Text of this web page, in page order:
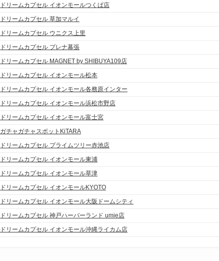
ドリームカプセル イオンモールつくば店
ドリームカプセル 草加マルイ
ドリームカプセル ウニクス上里
ドリームカプセル プレナ幕張
ドリームカプセル MAGNET by SHIBUYA109店
ドリームカプセル イオンモール松本
ドリームカプセル イオンモール各務原インター
ドリームカプセル イオンモール浜松市野店
ドリームカプセル イオンモール富士宮
ガチャガチャスポットKiTARA
ドリームカプセル プライムツリー赤池店
ドリームカプセル イオンモール東浦
ドリームカプセル イオンモール草津
ドリームカプセル イオンモールKYOTO
ドリームカプセル イオンモール大阪ドームシティ
ドリームカプセル 神戸ハーバーランド umie店
ドリームカプセル イオンモール沖縄ライカム店